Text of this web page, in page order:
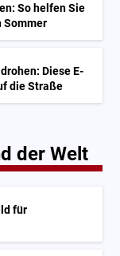
So helfen Sie
Sommer
Diese E-
die Straße
der Welt
für